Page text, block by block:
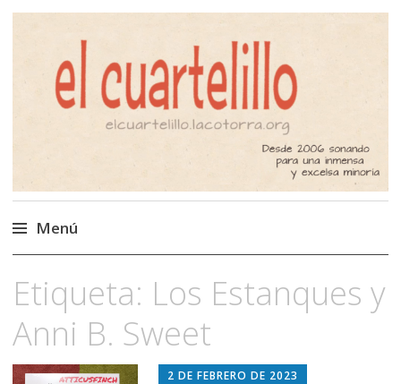
El Cuartelillo
Programa de radio de música
independiente. Podcast
Menú
al
contenido
Etiqueta: Los Estanques y
Anni B. Sweet
2 DE FEBRERO DE 2023